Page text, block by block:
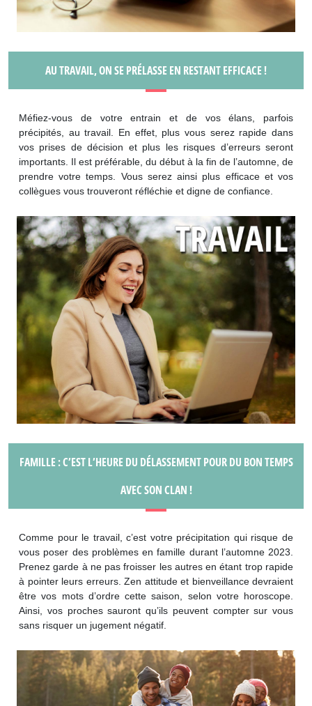
AU TRAVAIL, ON SE PRÉLASSE EN RESTANT EFFICACE !
Méfiez-vous de votre entrain et de vos élans, parfois
précipités, au travail. En effet, plus vous serez rapide dans
vos prises de décision et plus les risques d’erreurs seront
importants. Il est préférable, du début à la fin de l’automne, de
prendre votre temps. Vous serez ainsi plus efficace et vos
collègues vous trouveront réfléchie et digne de confiance.
FAMILLE : C’EST L’HEURE DU DÉLASSEMENT POUR DU BON TEMPS
AVEC SON CLAN !
Comme pour le travail, c’est votre précipitation qui risque de
vous poser des problèmes en famille durant l’automne 2023.
Prenez garde à ne pas froisser les autres en étant trop rapide
à pointer leurs erreurs. Zen attitude et bienveillance devraient
être vos mots d’ordre cette saison, selon votre horoscope.
Ainsi, vos proches sauront qu’ils peuvent compter sur vous
sans risquer un jugement négatif.